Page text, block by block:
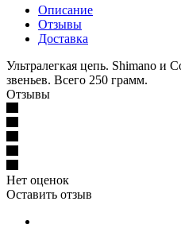
Описание
Отзывы
Доставка
Ультралегкая цепь. Shimano и
звеньев. Всего 250 грамм.
Отзывы
Нет оценок
Оставить отзыв